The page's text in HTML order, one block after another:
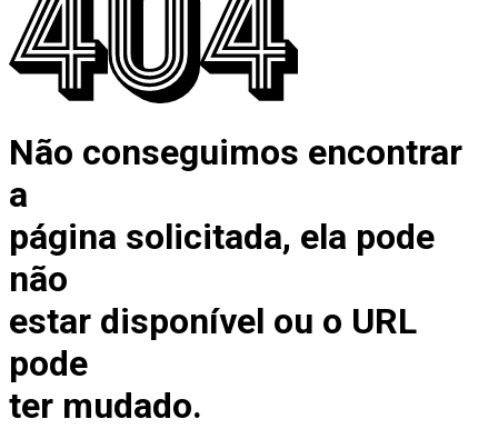
Não conseguimos encontrar
a
página solicitada, ela pode
não
estar disponível ou o URL
pode
ter mudado.